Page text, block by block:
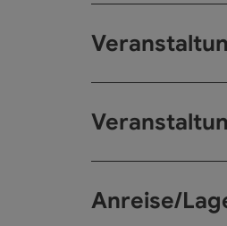
Anreise/